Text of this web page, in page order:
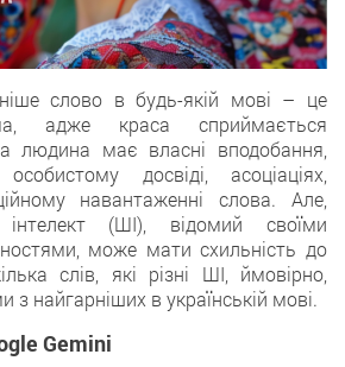
слово в будь-якій мові – це
адже краса сприймається
людина має власні вподобання,
досвіді, асоціаціях,
навантаженні слова. Але,
(ШІ), відомий своїми
може мати схильність до
слів, які різні ШІ, ймовірно,
найгарніших в українській мові.
Gemini